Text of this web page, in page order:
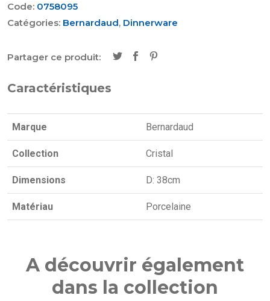
Code: 0758095
Catégories: Bernardaud, Dinnerware
Partager ce produit:
Caractéristiques
Marque Bernardaud
Collection Cristal
Dimensions D: 38cm
Matériau Porcelaine
A découvrir également
dans la collection